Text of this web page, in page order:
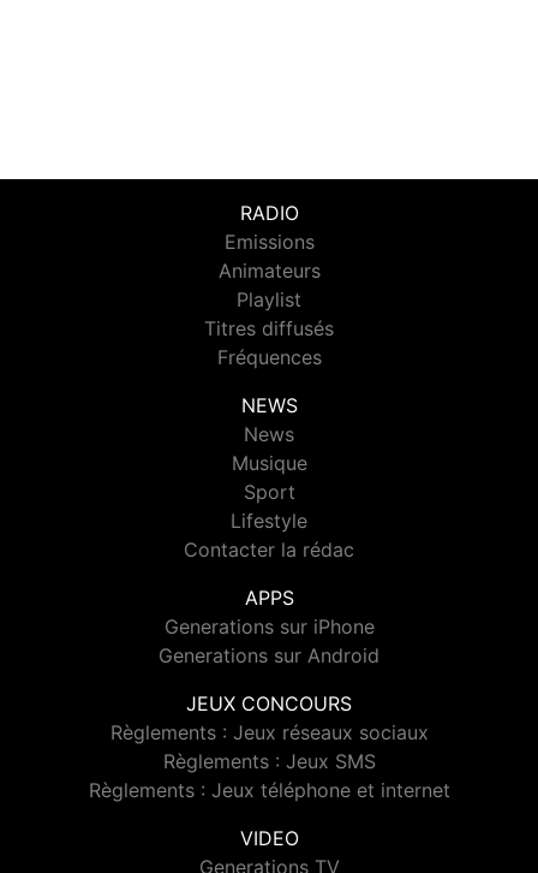
RADIO
Emissions
Animateurs
Playlist
Titres diffusés
Fréquences
NEWS
News
Musique
Sport
Lifestyle
Contacter la rédac
APPS
Generations sur iPhone
Generations sur Android
JEUX CONCOURS
Règlements : Jeux réseaux sociaux
Règlements : Jeux SMS
Règlements : Jeux téléphone et internet
VIDEO
Generations TV